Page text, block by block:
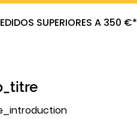
SUPERIORES A 350 €*